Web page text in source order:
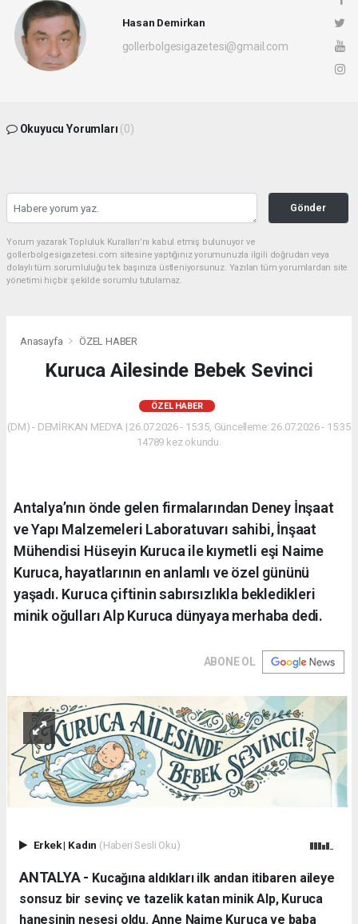
Hasan Demirkan
gollerbolgesigazetesi@gmail.com
Okuyucu Yorumları (0)
Gönder
Yorum yazarak Topluluk Kuralları’nı kabul etmiş bulunuyor ve
gollerbolgesigazetesi.com sitesine yaptığınız yorumunuzla ilgili doğrudan veya
dolaylı tüm sorumluluğu tek başınıza üstleniyorsunuz. Yazılan tüm yorumlardan site
yönetimi hiçbir şekilde sorumlu tutulamaz.
Anasayfa ÖZEL HABER
Kuruca Ailesinde Bebek Sevinci
ÖZEL HABER
(DM) - DEMİRKAN MEDYA | 26.07.2026 - 15:35, Güncelleme: 26.07.2026 - 15:35
14789 kez okundu.
Antalya’nın önde gelen firmalarından Deney İnşaat
ve Yapı Malzemeleri Laboratuvarı sahibi, İnşaat
Mühendisi Hüseyin Kuruca ile kıymetli eşi Naime
Kuruca, hayatlarının en anlamlı ve özel gününü
yaşadı. Kuruca çiftinin sabırsızlıkla bekledikleri
minik oğulları Alp Kuruca dünyaya merhaba dedi.
ABONE OL
Erkek| Kadın (Haberi Sesli Oku)
ANTALYA - ​ Kucağına aldıkları ilk andan itibaren aileye
sonsuz bir sevinç ve tazelik katan minik Alp, Kuruca
hanesinin neşesi oldu. Anne Naime Kuruca ve baba